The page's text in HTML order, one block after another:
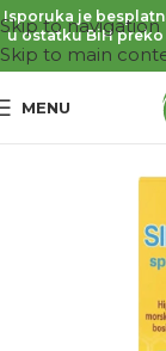
Skip to navigation
Skip to main
Isporuka je
u ostatku BiH preko
MENU